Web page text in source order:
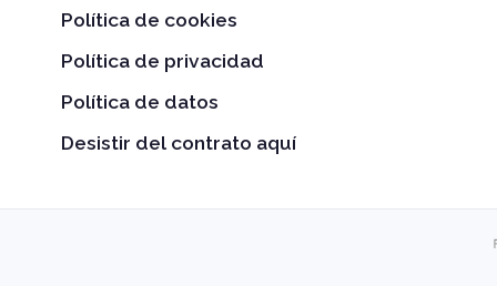
Política de cookies
Política de privacidad
Política de datos
Desistir del contrato aquí